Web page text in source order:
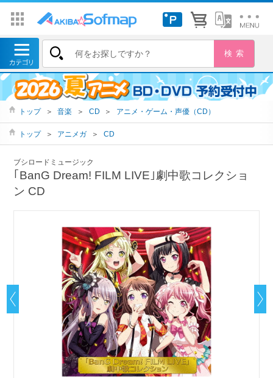
トップ ＞ 音楽 ＞ CD ＞ アニメ・ゲーム・声優（CD）
トップ ＞ アニメガ ＞ CD
ブシロードミュージック
｢BanG Dream! FILM LIVE｣劇中歌コレクショ
ン CD